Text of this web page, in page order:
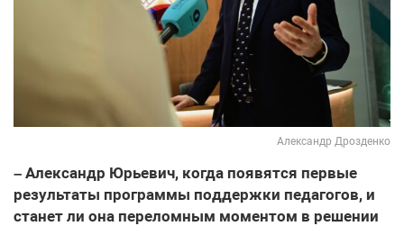
Александр Дрозденко
– Александр Юрьевич, когда появятся первые
результаты программы поддержки педагогов, и
станет ли она переломным моментом в решении